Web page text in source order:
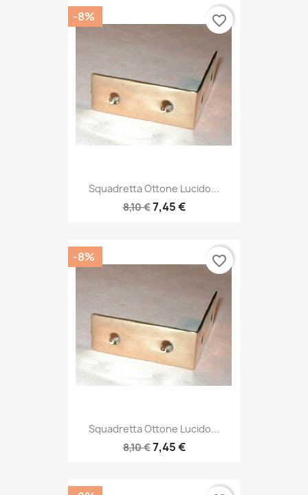
Squadretta Ottone Lucido...
8,10 €7,45 €
-8% favorite_border
Squadretta Ottone Lucido...
8,10 €7,45 €
-8% favorite_border